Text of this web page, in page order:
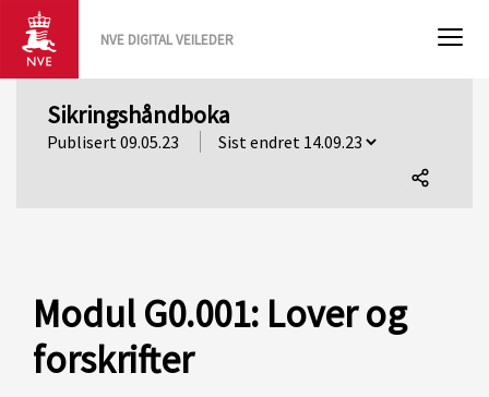
NVE DIGITAL VEILEDER
Sikringshåndboka
Publisert 09.05.23
Modul G0.001: Lover og
forskrifter